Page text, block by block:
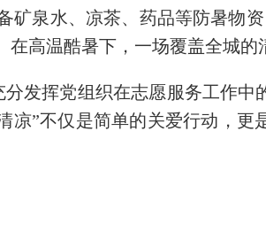
矿泉水、凉茶、药品等防暑物
高温酷暑下，一场覆盖全城的
发挥党组织在志愿服务工作
凉”不仅是简单的关爱行动，